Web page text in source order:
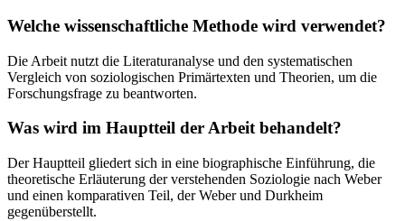
Welche wissenschaftliche Methode wird verwendet?
Die Arbeit nutzt die Literaturanalyse und den systematischen
Vergleich von soziologischen Primärtexten und Theorien, um die
Forschungsfrage zu beantworten.
Was wird im Hauptteil der Arbeit behandelt?
Der Hauptteil gliedert sich in eine biographische Einführung, die
theoretische Erläuterung der verstehenden Soziologie nach Weber
und einen komparativen Teil, der Weber und Durkheim
gegenüberstellt.